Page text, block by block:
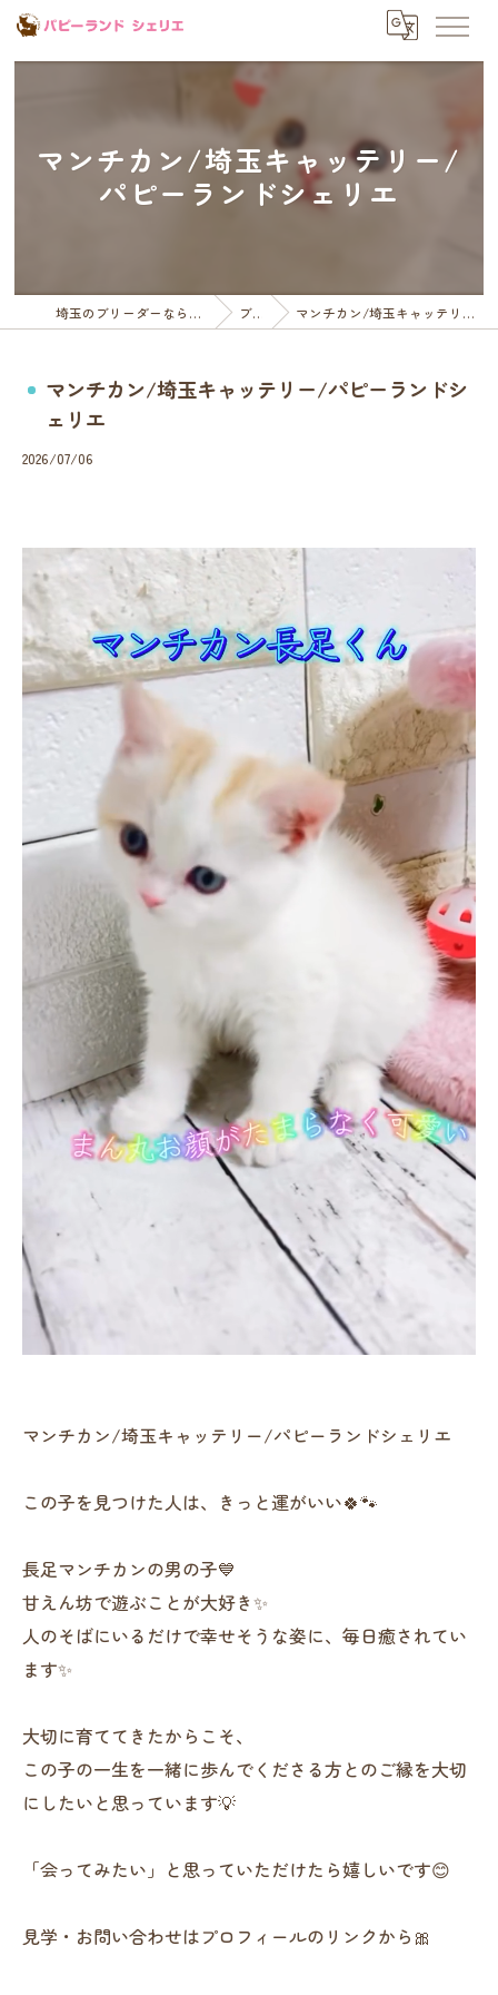
マンチカン/埼玉キャッテリー/
パピーランドシェリエ
埼玉のブリーダーならパピーランドシェリエ ブログ マンチカン/埼玉キャッテリー/パピーランドシェリエ
マンチカン/埼玉キャッテリー/パピーランドシ
ェリエ
2026/07/06
マンチカン/埼玉キャッテリー/パピーランドシェリエ
この子を見つけた人は、きっと運がいい🍀🐾
長足マンチカンの男の子💙
甘えん坊で遊ぶことが大好き✨
人のそばにいるだけで幸せそうな姿に、毎日癒されてい
ます✨
大切に育ててきたからこそ、
この子の一生を一緒に歩んでくださる方とのご縁を大切
にしたいと思っています💡
「会ってみたい」と思っていただけたら嬉しいです😊
見学・お問い合わせはプロフィールのリンクから🎀